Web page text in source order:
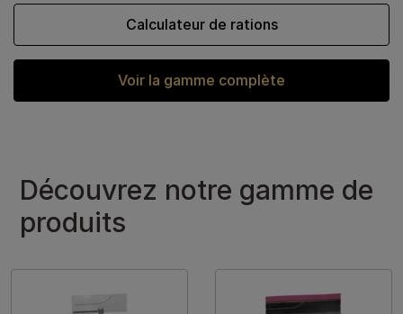
Voir la gamme complète
Calculateur de rations
Découvrez notre gamme de
produits